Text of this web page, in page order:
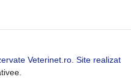
Veterinet.ro. Site realizat
.